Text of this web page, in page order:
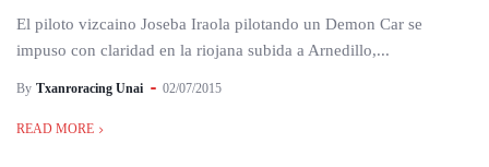
El piloto vizcaino Joseba Iraola pilotando un Demon Car se
impuso con claridad en la riojana subida a Arnedillo,...
By Txanroracing Unai 02/07/2015
READ MORE